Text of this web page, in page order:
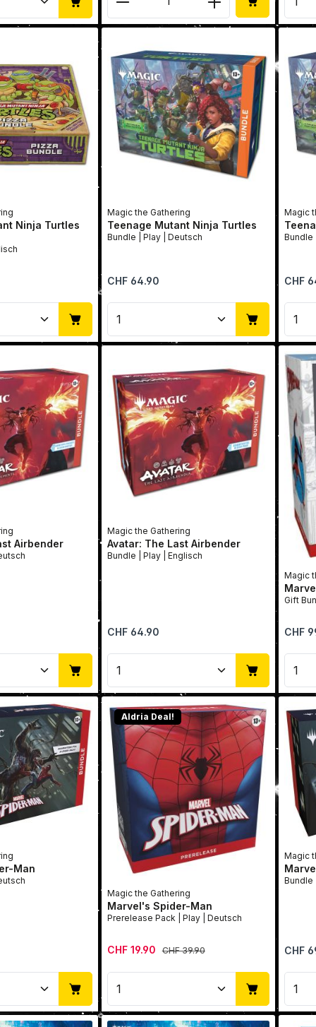
Ninja Turtles
Englisch
Anzahl: Gib den gewünschten Wert
Magic the Gathering
Teenage Mutant Ninja Turtles
Bundle | Play | Deutsch
Regulärer Preis:
CHF 64.90
Produkt Anzahl: Gib
Magic
CHF
Airbender
| Play | Deutsch
Anzahl: Gib den gewünschten Wert
Magic the Gathering
Avatar: The Last Airbender
Bundle | Play | Englisch
Regulärer Preis:
CHF 64.90
Produkt Anzahl: Gib
Magic
CHF
Man
| Play | Deutsch
Anzahl: Gib den gewünschten Wert
Aldria Deal!
Magic the Gathering
Marvel's Spider-Man
Prerelease Pack | Play | Deutsch
Verkaufspreis:
CHF 19.90 Regulärer Preis:
CHF 39.90
Produkt Anzahl: Gib
Magic
CHF